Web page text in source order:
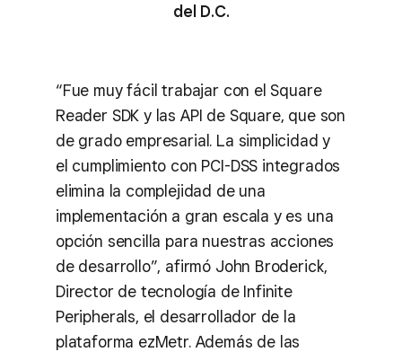
del D.C.
“Fue muy fácil trabajar con el Square
Reader SDK y las API de Square, que son
de grado empresarial. La simplicidad y
el cumplimiento con PCI-DSS integrados
elimina la complejidad de una
implementación a gran escala y es una
opción sencilla para nuestras acciones
de desarrollo”, afirmó John Broderick,
Director de tecnología de Infinite
Peripherals, el desarrollador de la
plataforma ezMetr. Además de las